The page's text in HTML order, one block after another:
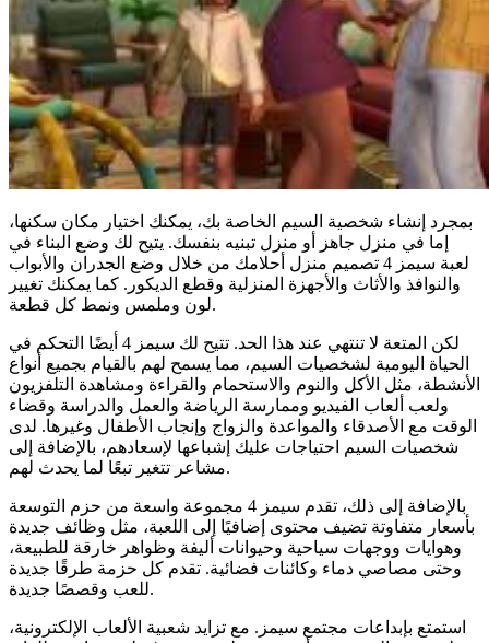
بمجرد إنشاء شخصية السيم الخاصة بك، يمكنك اختيار مكان سكنها،
إما في منزل جاهز أو منزل تبنيه بنفسك. يتيح لك وضع البناء في
لعبة سيمز 4 تصميم منزل أحلامك من خلال وضع الجدران والأبواب
والنوافذ والأثاث والأجهزة المنزلية وقطع الديكور. كما يمكنك تغيير
لون وملمس ونمط كل قطعة.
لكن المتعة لا تنتهي عند هذا الحد. تتيح لك سيمز 4 أيضًا التحكم في
الحياة اليومية لشخصيات السيم، مما يسمح لهم بالقيام بجميع أنواع
الأنشطة، مثل الأكل والنوم والاستحمام والقراءة ومشاهدة التلفزيون
ولعب ألعاب الفيديو وممارسة الرياضة والعمل والدراسة وقضاء
الوقت مع الأصدقاء والمواعدة والزواج وإنجاب الأطفال وغيرها. لدى
شخصيات السيم احتياجات عليك إشباعها لإسعادهم، بالإضافة إلى
مشاعر تتغير تبعًا لما يحدث لهم.
بالإضافة إلى ذلك، تقدم سيمز 4 مجموعة واسعة من حزم التوسعة
بأسعار متفاوتة تضيف محتوى إضافيًا إلى اللعبة، مثل وظائف جديدة
وهوايات ووجهات سياحية وحيوانات أليفة وظواهر خارقة للطبيعة،
وحتى مصاصي دماء وكائنات فضائية. تقدم كل حزمة طرقًا جديدة
للعب وقصصًا جديدة.
استمتع بإبداعات مجتمع سيمز. مع تزايد شعبية الألعاب الإلكترونية،